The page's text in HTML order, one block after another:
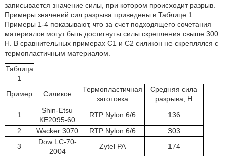
записывается значение силы, при котором происходит разрыв.
Примеры значений сил разрыва приведены в Таблице 1.
Примеры 1-4 показывают, что за счет подходящего сочетания
материалов могут быть достигнуты силы скрепления свыше 300
Н. В сравнительных примерах С1 и С2 силикон не скреплялся с
термопластичным материалом.
Таблица
1
Пример
Силикон
Термопластичная
заготовка
Средняя сила
разрыва, Н
1
Shin-Etsu
KE2095-60
RTP Nylon 6/6
136
2
Wacker 3070 RTP Nylon 6/6
303
3
Dow LC-70-
2004
Zytel PA
174